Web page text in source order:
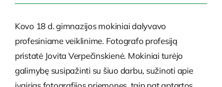
Administracinė informacija
PARAMA
Kovo 18 d. gimnazijos mokiniai dalyvavo
profesiniame veiklinime. Fotografo profesiją
pristatė Jovita Verpečinskienė. Mokiniai turėjo
galimybę susipažinti su šiuo darbu, sužinoti apie